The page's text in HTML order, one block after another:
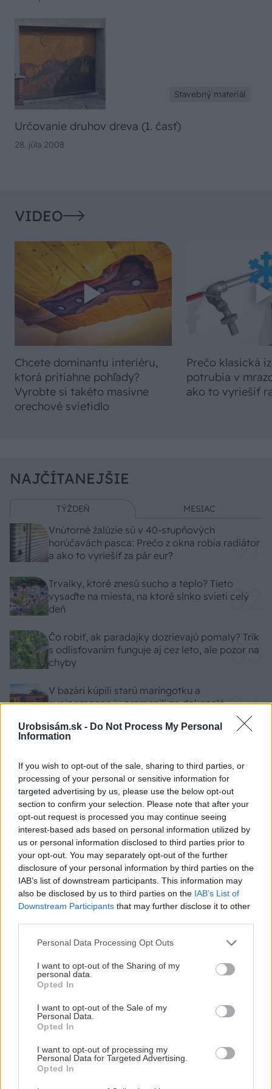
Urobsisám.sk - Do Not Process My Personal
Information
If you wish to opt-out of the sale, sharing to third parties, or
processing of your personal or sensitive information for
targeted advertising by us, please use the below opt-out
section to confirm your selection. Please note that after your
opt-out request is processed you may continue seeing
interest-based ads based on personal information utilized by
us or personal information disclosed to third parties prior to
your opt-out. You may separately opt-out of the further
disclosure of your personal information by third parties on the
IAB’s list of downstream participants. This information may
also be disclosed by us to third parties on the IAB’s List of
Downstream Participants that may further disclose it to other
Please note that this website/app uses one or more Google
not limited to your visit or usage behaviour. You may click to
grant or deny consent to Google and its third-party tags to
use your data for below specified purposes in below Google
consent section.
Personal Data Processing Opt Outs
I want to opt-out of the Sharing of my
personal data.
Opted In
I want to opt-out of the Sale of my
Personal Data.
Opted In
I want to opt-out of processing my
Personal Data for Targeted Advertising.
Opted In
Stavebný materiál
Určovanie druhov dreva (1. časť)
28. júla 2008
VIDEO
Chcete dominantu interiéru,
ktorá pritiahne pohľady?
Vyrobte si takéto masívne
orechové svietidlo
Prečo klasická
potrubia v
ako to vyriešiť
NAJČÍTANEJŠIE
TÝŽDEŇ MESIAC
Vnútorné žalúzie sú v 40-stupňových
horúčavách pasca: Prečo z okna robia radiátor
a ako to vyriešiť za pár eur?
Trvalky, ktoré znesú sucho a teplo? Tieto
vysaďte na miesta, na ktoré slnko svieti celý
deň
Čo robiť, ak paradajky dozrievajú pomaly? Trik
s odlisťovaním funguje aj cez leto, ale pozor na
chyby
V bazári kúpili starú maringotku a
svojpomocne ju premenili na dokonalé
pomocou 2 prísad, ktoré nájdete v kuchyni
NAŠE ČASOPISY
KDE SA DISKUTUJE